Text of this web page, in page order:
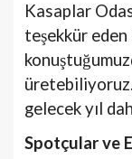
Kasaplar
teşekkür eden
gelecek yıl
Spotçular ve